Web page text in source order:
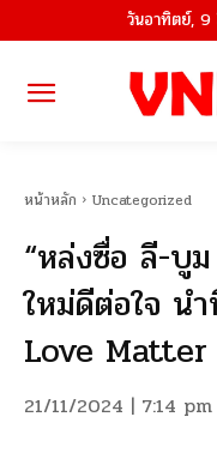
วันอาทิตย์,
หน้าหลัก Uncategorized
“หล่งซื่อ ลี-บู
ใหม่ดีต่อใจ น
Love Matter
21/11/2024 | 7:14 pm